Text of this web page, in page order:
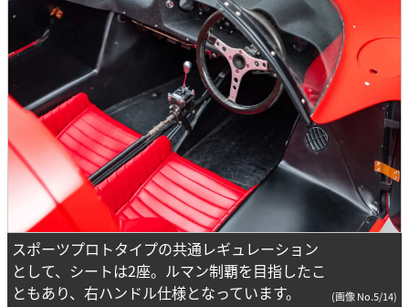
スポーツプロトタイプの共通レギュレーション
として、シートは2座。ルマン制覇を目指したこ
ともあり、右ハンドル仕様となっています。
(画像 No.5/14)